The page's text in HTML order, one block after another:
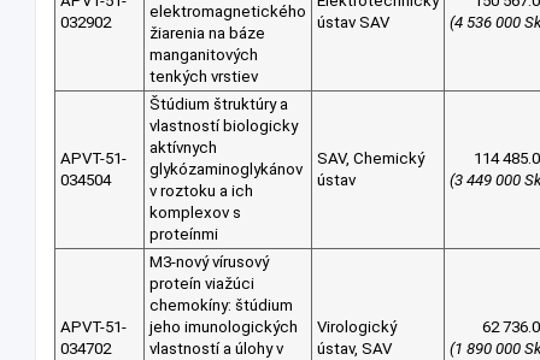
032902
elektromagnetického
žiarenia na báze
manganitových
tenkých vrstiev
ústav SAV
(4 536 000
APVT-51-
034504
Štúdium štruktúry a
vlastností biologicky
aktívnych
glykózaminoglykánov
v roztoku a ich
komplexov s
proteínmi
SAV, Chemický
ústav
114
(3 449 000
APVT-51-
034702
M3-nový vírusový
proteín viažúci
chemokíny: štúdium
jeho imunologických
vlastností a úlohy v
Virologický
ústav, SAV
62
(1 890 000